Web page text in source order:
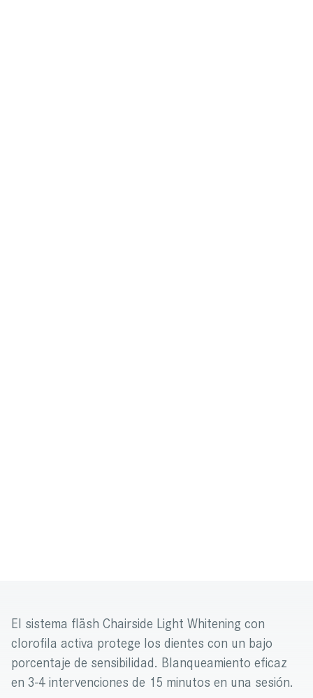
El sistema fläsh Chairside Light Whitening con
clorofila activa protege los dientes con un bajo
porcentaje de sensibilidad. Blanqueamiento eficaz
en 3-4 intervenciones de 15 minutos en una sesión.